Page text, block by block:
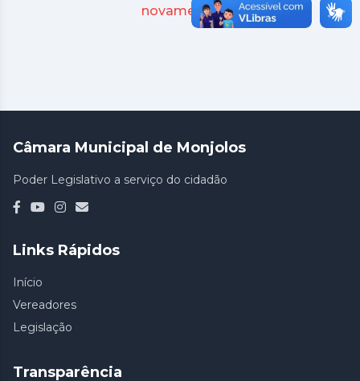
novamente.
Câmara Municipal de Monjolos
Poder Legislativo a serviço do cidadão
Links Rápidos
Início
Vereadores
Legislação
Transparência